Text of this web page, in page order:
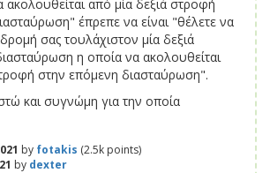
από μία δεξιά στροφή
έπρεπε να είναι "θέλετε να
σας τουλάχιστον μία δεξιά
η οποία να ακολουθείται
στην επόμενη διασταύρωση".
και συγνώμη για την οποία
by fotakis (2.5k points)
by dexter